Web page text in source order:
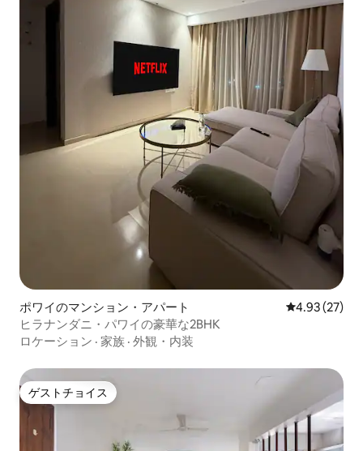
ポワイのマンション・アパート レビュー27
4.93 (27)
ヒラナンダニ・パワイの豪華な2BHK
ロケーション · 家族 · 外観・内装
ゲストチョイス
ゲストチョイス